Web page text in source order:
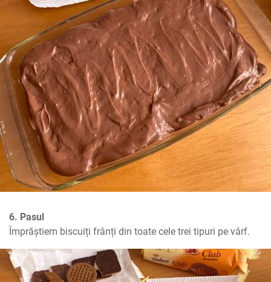
6. Pasul
Împrăștiem biscuiți frânți din toate cele trei tipuri pe vârf.